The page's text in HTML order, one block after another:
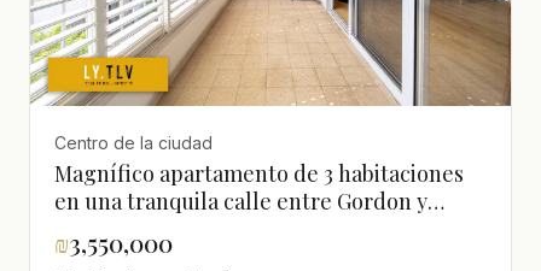
Centro de la ciudad
Magnífico apartamento de 3 habitaciones
en una tranquila calle entre Gordon y
₪3,550,000